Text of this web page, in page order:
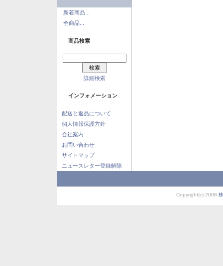
新着商品...
全商品...
商品検索
詳細検索
インフォメーション
配送と返品について
個人情報保護方針
会社案内
お問い合わせ
サイトマップ
ニュースレター登録解除
Copyright(c) 2008